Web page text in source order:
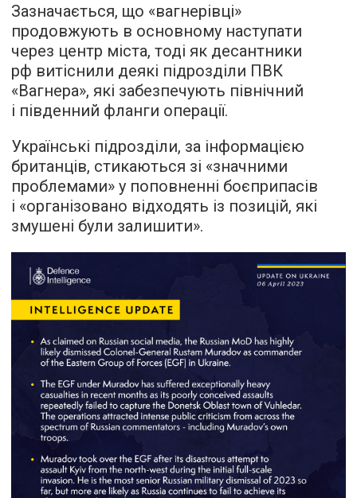
Зазначається, що «вагнерівці»
продовжують в основному наступати
через центр міста, тоді як десантники
рф витіснили деякі підрозділи ПВК
«Вагнера», які забезпечують північний
і південний фланги операції.
Українські підрозділи, за інформацією
британців, стикаються зі «значними
проблемами» у поповненні боєприпасів
і «організовано відходять із позицій, які
змушені були залишити».